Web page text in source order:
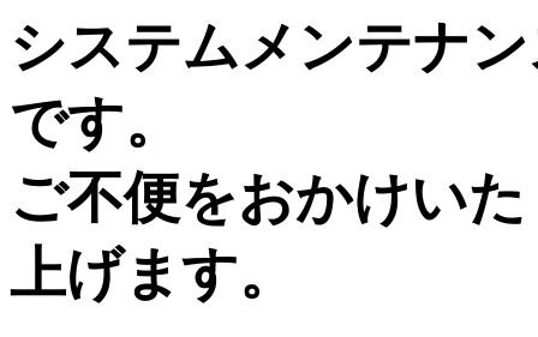
システムメンテナ
です。
ご不便をおかけい
上げます。